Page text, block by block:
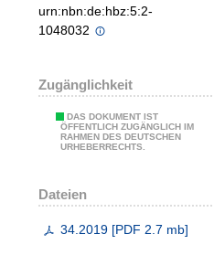
urn:nbn:de:hbz:5:2-
1048032
Zugänglichkeit
DAS DOKUMENT IST
ÖFFENTLICH ZUGÄNGLICH IM
RAHMEN DES DEUTSCHEN
URHEBERRECHTS.
Dateien
34.2019 [PDF 2.7 mb]